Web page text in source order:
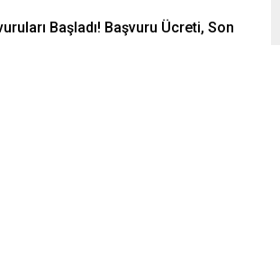
Başladı! Başvuru Ücreti, Son